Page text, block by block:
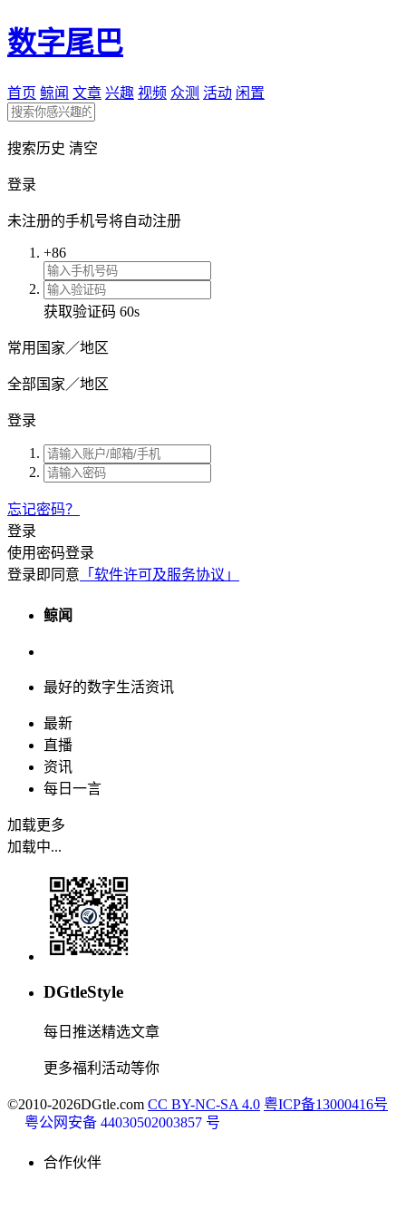
数字尾巴
首页 鲸闻 文章 兴趣 视频 众测 活动 闲置
搜索历史 清空
登录
未注册的手机号将自动注册
+86
获取验证码 60s
常用国家／地区
全部国家／地区
登录
忘记密码？
登录
使用密码登录
登录即同意 「软件许可及服务协议」
鲸闻
最好的数字生活资讯
最新
直播
资讯
每日一言
加载更多
加载中...
DGtleStyle
每日推送精选文章
更多福利活动等你
©2010-2026DGtle.com CC BY-NC-SA 4.0 粤ICP备13000416号
粤公网安备 44030502003857 号
合作伙伴